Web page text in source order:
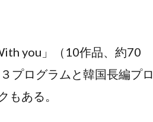
you」（10作品、約70
プログラムと韓国長編プロ
もある。